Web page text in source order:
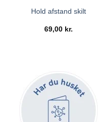
Hold afstand skilt
69,00 kr.